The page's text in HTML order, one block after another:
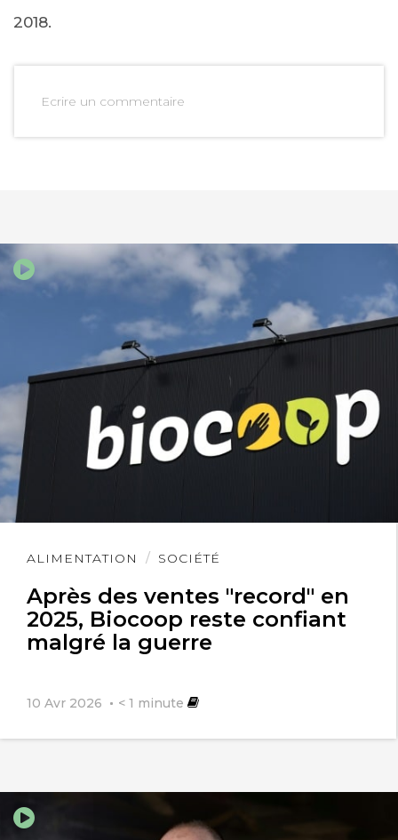
2018.
Ecrire un commentaire
ALIMENTATION SOCIÉTÉ
Après des ventes "record" en
2025, Biocoop reste confiant
malgré la guerre
10 Avr 2026 < 1 minute
Lire